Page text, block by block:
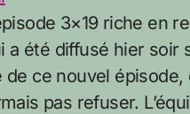
3×19 riche en
a été diffusé hier
ce nouvel épisode,
pas refuser.